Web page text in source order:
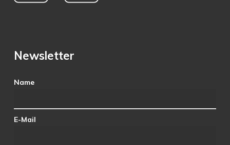
Newsletter
Name
E-Mail